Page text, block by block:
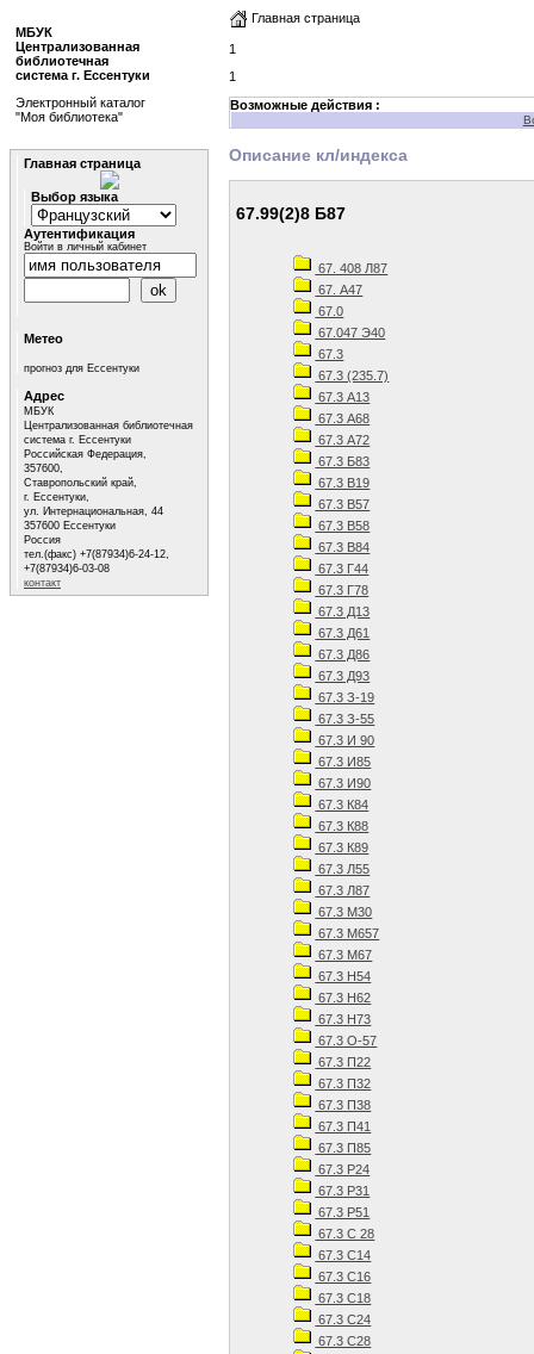
Главная страница
1
1
Возможные действия :
Описание кл/индекса
67.99(2)8 Б87
67. 408 Л87
67. А47
67.0
67.047 Э40
67.3
67.3 (235.7)
67.3 А13
67.3 А68
67.3 А72
67.3 Б83
67.3 В19
67.3 В57
67.3 В58
67.3 В84
67.3 Г44
67.3 Г78
67.3 Д13
67.3 Д61
67.3 Д86
67.3 Д93
67.3 З-19
67.3 З-55
67.3 И 90
67.3 И85
67.3 И90
67.3 К84
67.3 К88
67.3 К89
67.3 Л55
67.3 Л87
67.3 М30
67.3 М657
67.3 М67
67.3 Н54
67.3 Н62
67.3 Н73
67.3 О-57
67.3 П22
67.3 П32
67.3 П38
67.3 П41
67.3 П85
67.3 Р24
67.3 Р31
67.3 Р51
67.3 С 28
67.3 С14
67.3 С16
67.3 С18
67.3 С24
67.3 С28
МБУК
Централизованная
библиотечная
система г. Ессентуки
Электронный каталог
"Моя библиотека"
Главная страница
Выбор языка
Аутентификация
Войти в личный кабинет
Метео
прогноз для Ессентуки
Адрес
МБУК
Централизованная библиотечная
система г. Ессентуки
Российская Федерация,
357600,
Ставропольский край,
г. Ессентуки,
ул. Интернациональная, 44
357600 Ессентуки
Россия
тел.(факс) +7(87934)6-24-12,
+7(87934)6-03-08
контакт